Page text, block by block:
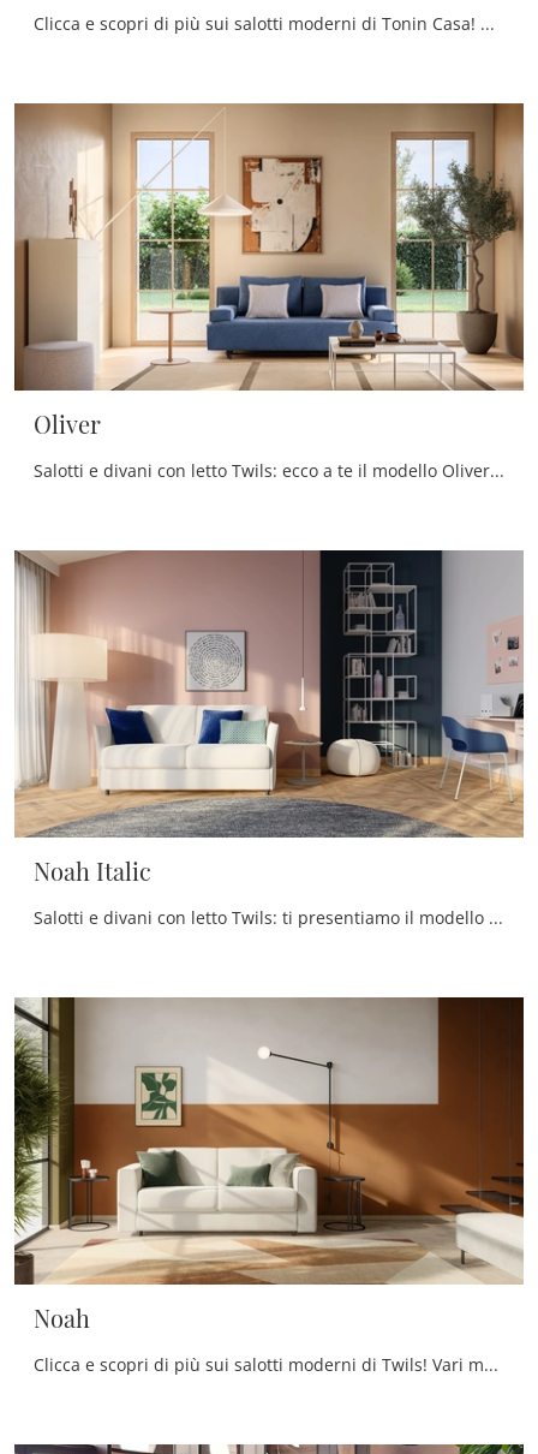
Clicca e scopri di più sui salotti moderni di Tonin Casa! Diversi modelli di divani, come Astoria, ti attendono.
Oliver
Salotti e divani con letto Twils: ecco a te il modello Oliver in tessuto per completare la zona giorno.
Noah Italic
Salotti e divani con letto Twils: ti presentiamo il modello Noah Italic in tessuto per impreziosire il living.
Noah
Clicca e scopri di più sui salotti moderni di Twils! Vari modelli di divani, come Noah, ti attendono.